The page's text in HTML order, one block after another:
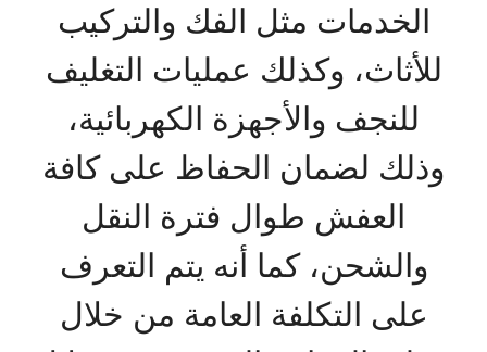
الخدمات مثل الفك والتركيب
للأثاث، وكذلك عمليات التغليف
للنجف والأجهزة الكهربائية،
وذلك لضمان الحفاظ على كافة
العفش طوال فترة النقل
والشحن، كما أنه يتم التعرف
على التكلفة العامة من خلال